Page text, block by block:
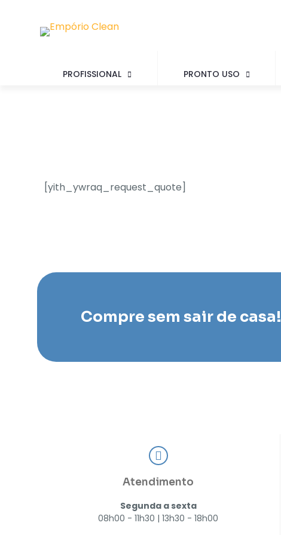
PROFISSIONAL PRONTO USO
[yith_ywraq_request_quote]
Compre sem sair de casa!
Atendimento
Segunda a sexta
08h00 - 11h30 | 13h30 - 18h00